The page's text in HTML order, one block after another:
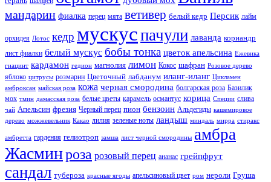
мандарин фиалка перец мята ветивер белый кедр Персик лайм
орхидея Лотос кедр мускуспачули лаванда кориандр
лист фиалки белый мускус бобы тонка цветок апельсина Ежевика
гиацинт кардамон гедион магнолия лимон Кокос шафран Розовое дерево
яблоко цитрусы розмарин Цветочный лабданум иланг-иланг Цикламен
амброксан майская роза кожа черная смородина болгарская роза Базилик
мох тмин дамасская роза белые цветы карамель османтус корица Специи слива
чай Апельсин фрезия Черный перец пион бензоин Альдегиды кашемировое
дерево можжевельник Какао лилия зеленые ноты ландыш миндаль мирра стиракс
амбретта гардения гелиотроп замша лист черной смородины амбра
Жасминроза розовый перец ананас грейпфрут
сандал тубероза красные ягоды апельсиновый цвет ром нероли Груша